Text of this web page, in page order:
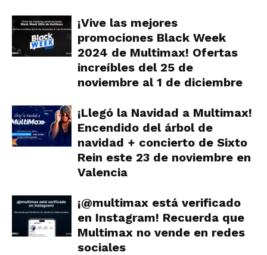
¡Vive las mejores
promociones Black Week
2024 de Multimax! Ofertas
increíbles del 25 de
noviembre al 1 de diciembre
¡Llegó la Navidad a Multimax!
Encendido del árbol de
navidad + concierto de Sixto
Rein este 23 de noviembre en
Valencia
¡@multimax está verificado
en Instagram! Recuerda que
Multimax no vende en redes
sociales